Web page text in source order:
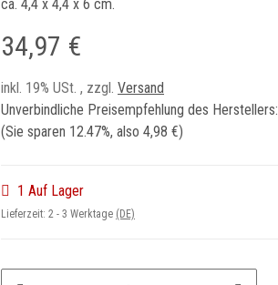
ca. 4,4 x 4,4 x 6 cm.
34,97 €
inkl. 19% USt. , zzgl. Versand
Unverbindliche Preisempfehlung des Herstellers:
(Sie sparen 12.47%, also 4,98 €)
1 Auf Lager
Lieferzeit: 2 - 3 Werktage (DE)